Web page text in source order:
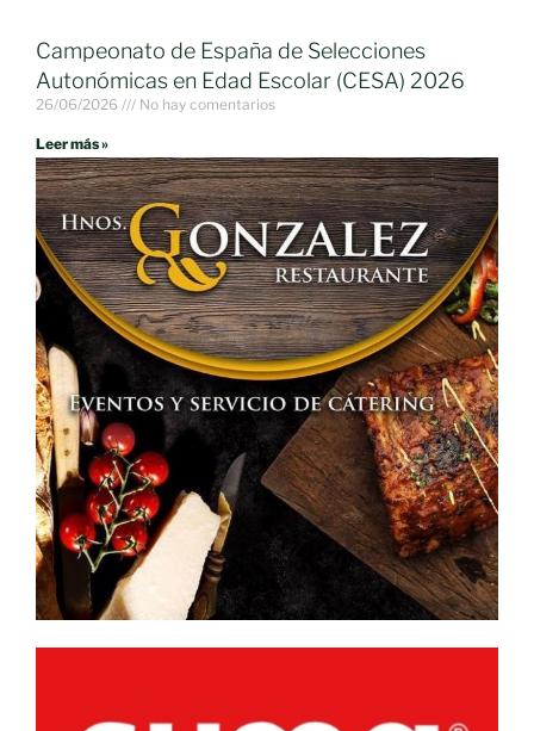
Campeonato de España de Selecciones
Autonómicas en Edad Escolar (CESA) 2026
26/06/2026 No hay comentarios
Leer más »